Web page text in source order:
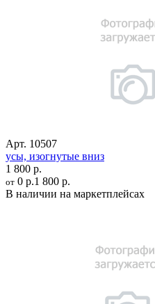
Арт. 10507
усы, изогнутые вниз
1 800 р.
от 0 р.1 800 р.
В наличии на маркетплейсах